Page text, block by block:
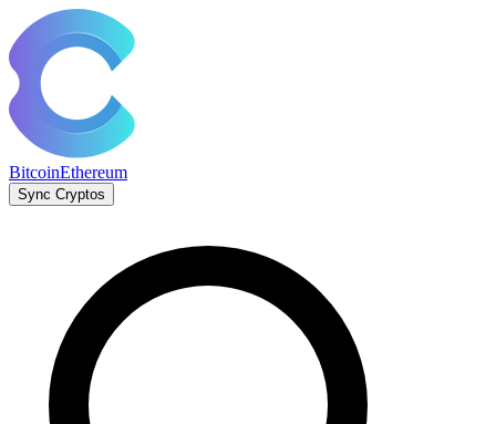
BitcoinEthereum
Sync Cryptos